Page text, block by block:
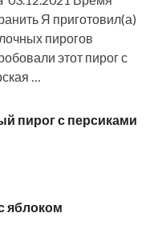
Я приготовил(а)
пирогов
этот пирог с
…
пирог с персиками
яблоком